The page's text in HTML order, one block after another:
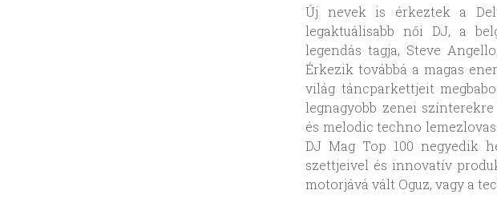
Új nevek is érkeztek a
legaktuálisabb női DJ, a
legendás tagja, Steve
Érkezik továbbá a magas
világ táncparkettjeit
legnagyobb zenei
és melodic techno
DJ Mag Top 100 negyedik
szettjeivel és innovatív
motorjává vált Oguz, vagy a